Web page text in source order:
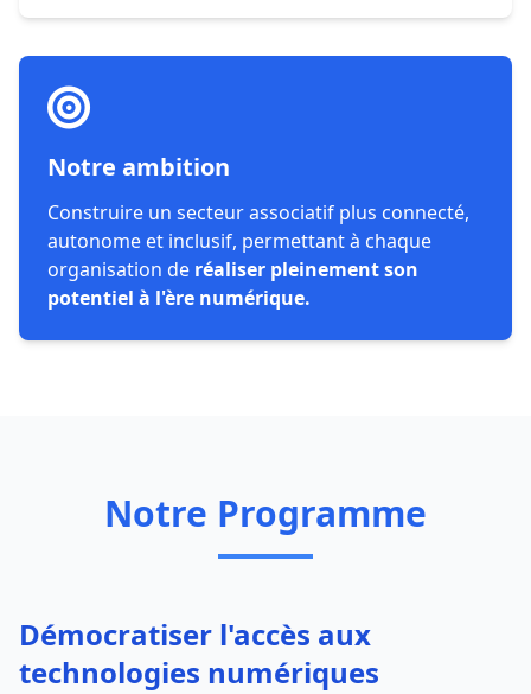
Notre ambition
Construire un secteur associatif plus connecté,
autonome et inclusif, permettant à chaque
organisation de réaliser pleinement son
potentiel à l'ère numérique.
Notre Programme
Démocratiser l'accès aux
technologies numériques